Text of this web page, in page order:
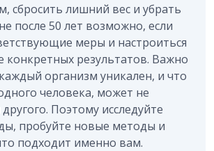
сбросить лишний вес и убрать
после 50 лет возможно, если
меры и настроиться
конкретных результатов. Важно
организм уникален, и что
человека, может не
Поэтому исследуйте
пробуйте новые методы и
подходит именно вам.